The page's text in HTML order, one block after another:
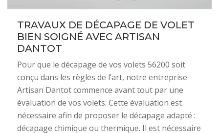
TRAVAUX DE DÉCAPAGE DE VOLET
BIEN SOIGNÉ AVEC ARTISAN
DANTOT
Pour que le décapage de vos volets 56200 soit
conçu dans les règles de l’art, notre entreprise
Artisan Dantot commence avant tout par une
évaluation de vos volets. Cette évaluation est
nécessaire afin de proposer le décapage adapté :
décapage chimique ou thermique. Il est nécessaire